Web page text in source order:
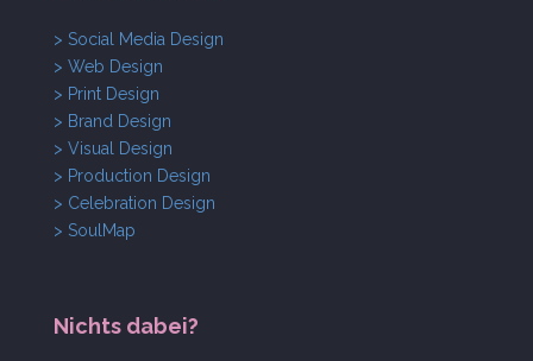
> Social Media Design
> Web Design
> Print Design
> Brand Design
> Visual Design
> Production Design
> Celebration Design
> SoulMap
Nichts dabei?